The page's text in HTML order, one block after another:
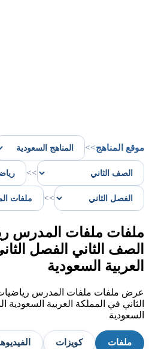
موقع المناهج>>
>>
>>
ملفات ملفات المدرس
الصف الثاني الفصل
العربية السعودية
عرض ملفات ملفات المدرس
الثاني في المملكة العربية السعودية
السعودية
ملفات كويزات